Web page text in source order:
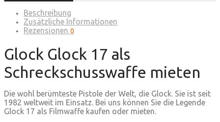
Beschreibung
Zusätzliche Informationen
Rezensionen 0
Glock Glock 17 als
Schreckschusswaffe mieten
Die wohl berümteste Pistole der Welt, die Glock. Sie ist seit
1982 weltweit im Einsatz. Bei uns können Sie die Legende
Glock 17 als Filmwaffe kaufen oder mieten.